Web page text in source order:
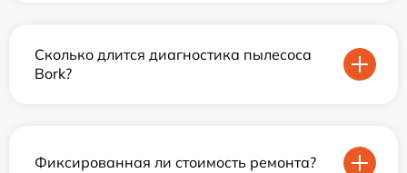
Сколько длится диагностика пылесоса
Bork?
Фиксированная ли стоимость ремонта?